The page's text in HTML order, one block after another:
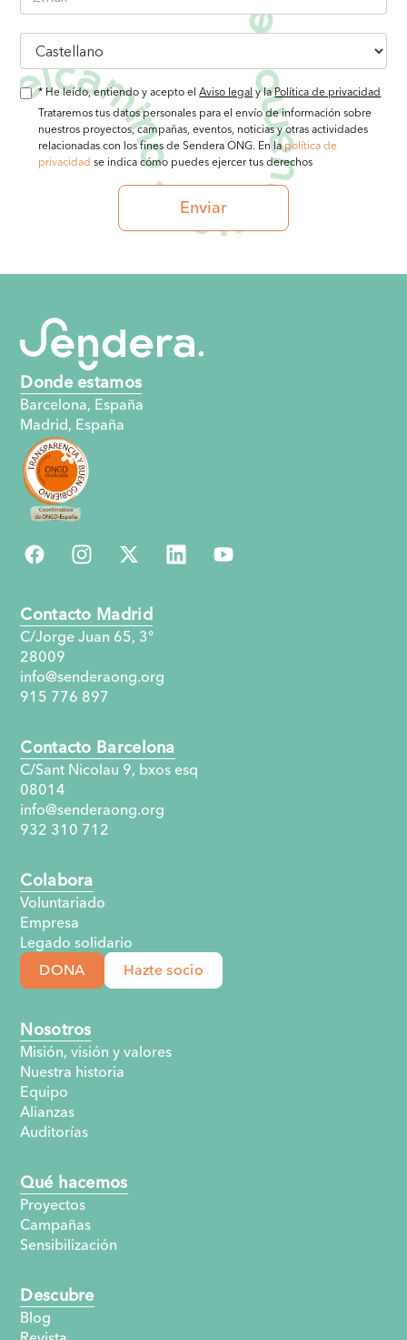
* He leído, entiendo y acepto elAviso legal y laPolítica de privacidad
Trataremos tus datos personales para el envío de información sobre
nuestros proyectos, campañas, eventos, noticias y otras actividades
relacionadas con los fines de Sendera ONG. En lapolítica de
privacidad se indica cómo puedes ejercer tus derechos
Donde estamos
Barcelona, España
Madrid, España
Nosotros
Misión, visión y valores
Nuestra historia
Equipo
Alianzas
Auditorías
Qué hacemos
Proyectos
Campañas
Sensibilización
Descubre
Blog
Colabora
Voluntariado
Empresa
Legado solidario
DONA Hazte socio
Contacto Madrid
C/Jorge Juan 65, 3°
28009
info@senderaong.org
915 776 897
Contacto Barcelona
C/Sant Nicolau 9, bxos esq
08014
info@senderaong.org
932 310 712